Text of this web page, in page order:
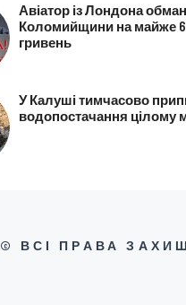
Авіатор із Лондона
Коломийщини на майже
гривень
У Калуші тимчасово
водопостачання цілому
© ВСІ ПРАВА